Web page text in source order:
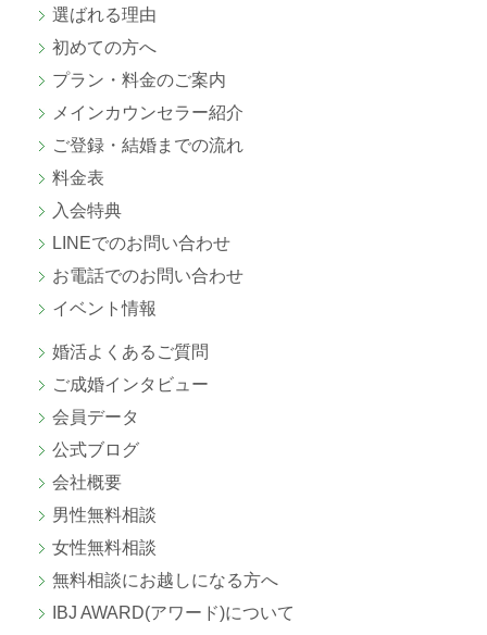
選ばれる理由
初めての方へ
プラン・料金のご案内
メインカウンセラー紹介
ご登録・結婚までの流れ
料金表
入会特典
LINEでのお問い合わせ
お電話でのお問い合わせ
イベント情報
婚活よくあるご質問
ご成婚インタビュー
会員データ
公式ブログ
会社概要
男性無料相談
女性無料相談
無料相談にお越しになる方へ
IBJ AWARD(アワード)について